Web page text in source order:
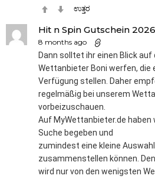
ಉತ್ತರ
Hit n Spin Gutschein 2026
8 months ago
Dann solltet ihr einen Blick
Wettanbieter Boni werfen, die
Verfügung stellen. Daher
regelmäßig bei unserem
vorbeizuschauen.
Auf MyWettanbieter.de haben
Suche begeben und
zumindest eine kleine
zusammenstellen können.
wird nur von den wenigsten